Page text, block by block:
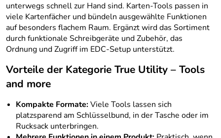
unterwegs schnell zur Hand sind. Karten-Tools passen in
viele Kartenfächer und bündeln ausgewählte Funktionen
auf besonders flachem Raum. Ergänzt wird das Sortiment
durch funktionale Schreibgeräte und Zubehör, das
Ordnung und Zugriff im EDC-Setup unterstützt.
Vorteile der Kategorie True Utility – Tools
and more
Kompakte Formate:Viele Tools lassen sich
platzsparend am Schlüsselbund, in der Tasche oder im
Rucksack unterbringen.